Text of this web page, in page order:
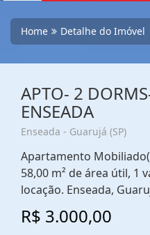
Home Detalhe do Imóvel
APTO- 2
ENSEADA
Enseada - Guarujá (SP)
Apartamento
58,00 m² de área útil, 1
locação. Enseada,
R$ 3.000,00